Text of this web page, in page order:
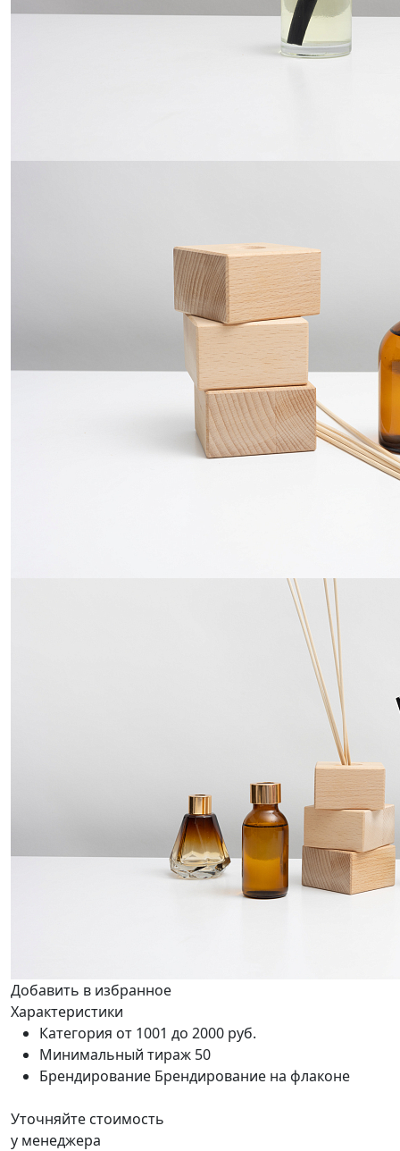
Добавить в избранное
Характеристики
Категория от 1001 до 2000 руб.
Минимальный тираж 50
Брендирование Брендирование на флаконе
Уточняйте стоимость
у менеджера